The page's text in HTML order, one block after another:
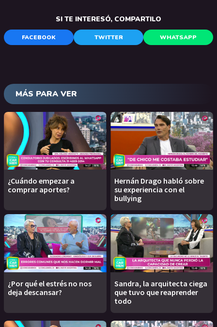
SI TE INTERESÓ, COMPARTILO
FACEBOOK TWITTER WHATSAPP
MÁS PARA VER
¿Cuándo empezar a
comprar aportes?
Hernán Drago habló sobre
su experiencia con el
bullying
¿Por qué el estrés no nos
deja descansar?
Sandra, la arquitecta ciega
que tuvo que reaprender
todo